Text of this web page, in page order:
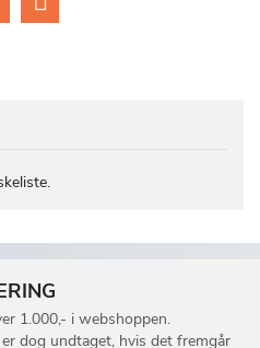
1.000,- i webshoppen.
dog undtaget, hvis det fremgår